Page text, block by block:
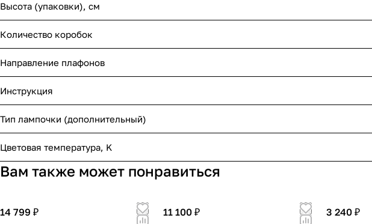
Высота (упаковки), см
Количество коробок
Направление плафонов
Инструкция
Тип лампочки (дополнительный)
Цветовая температура, K
Вам также может понравиться
14 799 ₽ 11 100 ₽ 3 240 ₽